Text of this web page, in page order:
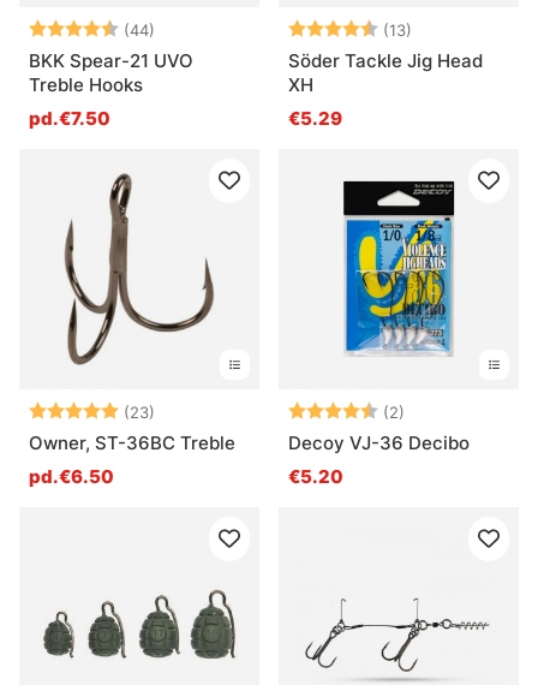
Note: (44)
4.6 sur 5 étoiles
BKK Spear-21 UVO
Treble Hooks
pd.€7.50
Note: (13)
Söder Tackle Jig Head
XH
€5.29
Note: (23)
5.0 sur 5 étoiles
Owner, ST-36BC Treble
pd.€6.50
Note: (2)
Decoy VJ-36 Decibo
€5.20